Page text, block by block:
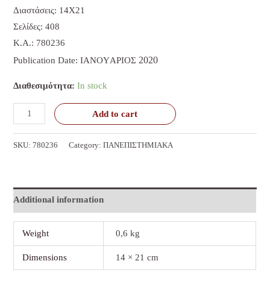
Διαστάσεις: 14Χ21
Σελίδες: 408
K.A.: 780236
Publication Date: IΑΝOYΑΡΙΟΣ 2020
Διαθεσιμότητα: In stock
Add to cart
SKU:780236 Category:ΠΑΝΕΠΙΣΤΗΜΙΑΚΑ
Additional information
Weight 0,6 kg
Dimensions 14 × 21 cm